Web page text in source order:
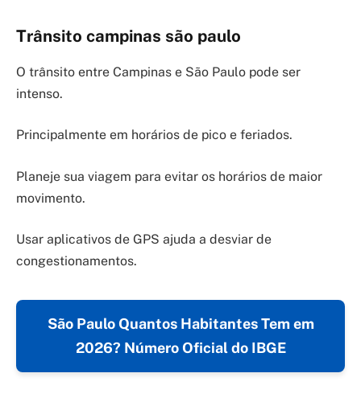
Trânsito campinas são paulo
O trânsito entre Campinas e São Paulo pode ser
intenso.
Principalmente em horários de pico e feriados.
Planeje sua viagem para evitar os horários de maior
movimento.
Usar aplicativos de GPS ajuda a desviar de
congestionamentos.
São Paulo Quantos Habitantes Tem em
2026? Número Oficial do IBGE